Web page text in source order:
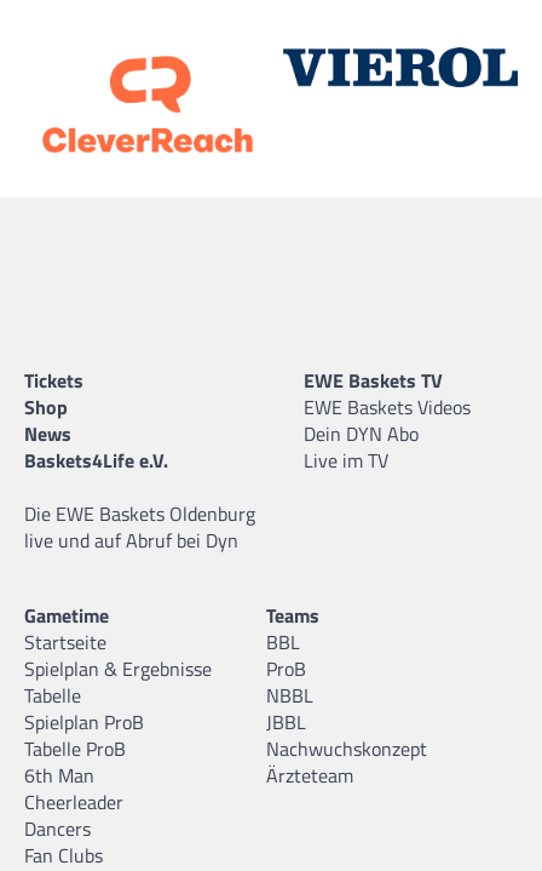
Tickets
Shop
News
Baskets4Life e.V.
Die EWE Baskets Oldenburg
live und auf Abruf bei Dyn
EWE Baskets TV
EWE Baskets Videos
Dein DYN Abo
Live im TV
Gametime
Startseite
Spielplan & Ergebnisse
Tabelle
Spielplan ProB
Tabelle ProB
6th Man
Cheerleader
Dancers
Fan Clubs
Teams
BBL
ProB
NBBL
JBBL
Nachwuchskonzept
Ärzteteam